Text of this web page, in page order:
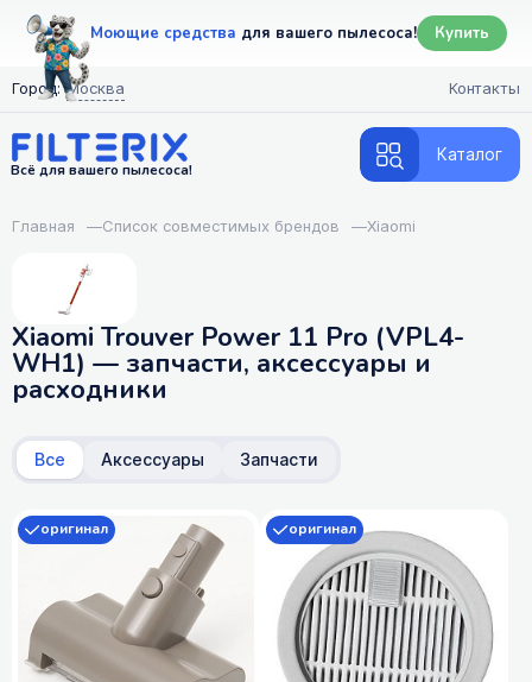
Моющие средства для вашего пылесоса! Купить
Город: Москва Контакты
Всё для вашего пылесоса!
Каталог
Главная —Список совместимых брендов —Xiaomi
Xiaomi Trouver Power 11 Pro (VPL4-
WH1) — запчасти, аксессуары и
расходники
Все Аксессуары Запчасти
оригинал оригинал